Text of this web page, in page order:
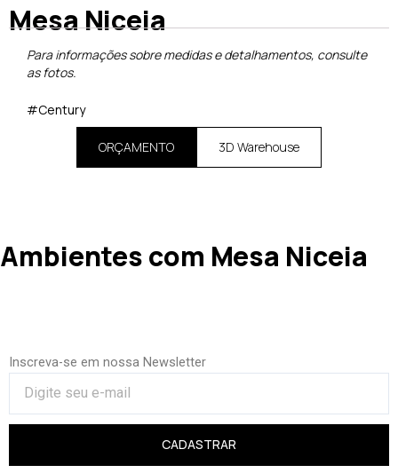
Mesa Niceia
Para informações sobre medidas e detalhamentos, consulte
as fotos.
#Century
ORÇAMENTO 3D Warehouse
Ambientes com Mesa Niceia
Inscreva-se em nossa Newsletter
CADASTRAR